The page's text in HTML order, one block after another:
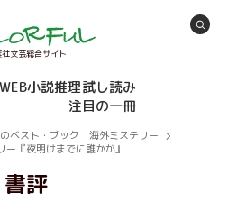
文芸総合サイト
WEB小説推理試し読み
注目の一冊
ベスト・ブック 海外ミステリー
『夜明けまでに誰かが』
書評